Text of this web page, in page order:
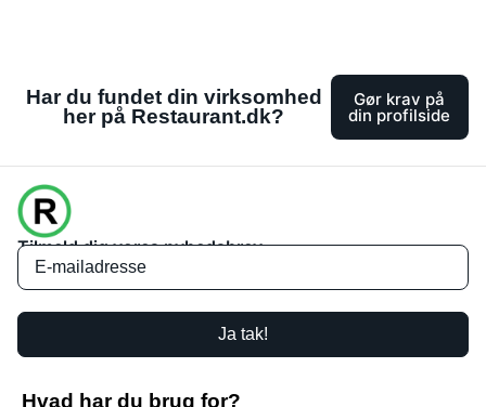
Har du fundet din virksomhed
her på Restaurant.dk?
Gør krav på
din profilside
Tilmeld dig vores nyhedsbrev
Ja tak!
Hvad har du brug for?